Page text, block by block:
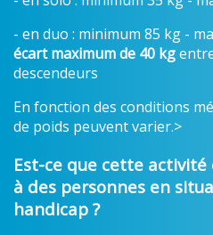
- en duo : minimum 85 kg -
écart maximum de 40 kg
descendeurs
En fonction des conditions
de poids peuvent varier.>
Est-ce que cette activité
à des personnes en
handicap ?